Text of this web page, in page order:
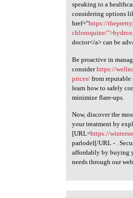
speaking to a
considering options
href="https://
chloroquine/
doctor</a> can be
Be proactive in
considerhttps://
prices/from reputable
learn how to safely
minimize flare-ups.
Now, discover the
your treatment by
[URL=https://
parlodel[/URL - .
affordably by buying
needs through our